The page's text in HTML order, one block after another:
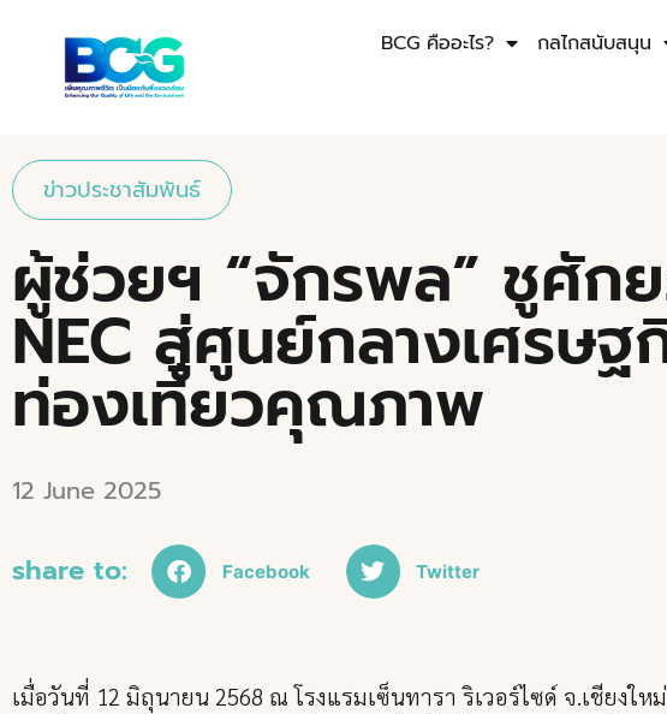
BCG คืออะไร? กลไกสนับสนุน
ข่าวประชาสัมพันธ์
ผู้ช่วยฯ “จักรพล” ชูศัก
NEC สู่ศูนย์กลางเศรษฐ
ท่องเที่ยวคุณภาพ
12 June 2025
share to: Facebook Twitter
เมื่อวันที่ 12 มิถุนายน 2568 ณ โรงแรมเซ็นทารา ริเวอร์ไซด์ จ.เชียง